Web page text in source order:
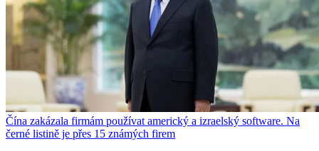
Čína zakázala firmám používat americký a izraelský software. Na
černé listině je přes 15 známých firem